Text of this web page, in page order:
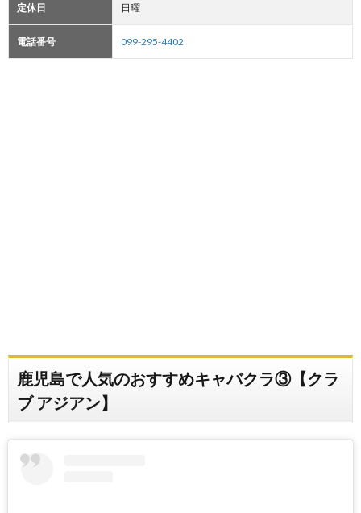
定休日 日曜
電話番号 099-295-4402
鹿児島で人気のおすすめキャバクラ③【クラ
ブ アジアン】